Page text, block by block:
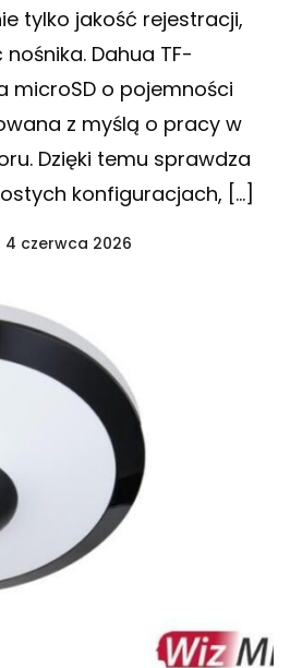
tylko jakość rejestracji,
Dahua TF-
microSD o pojemności
z myślą o pracy w
Dzięki temu sprawdza
konfiguracjach, […]
4 czerwca 2026